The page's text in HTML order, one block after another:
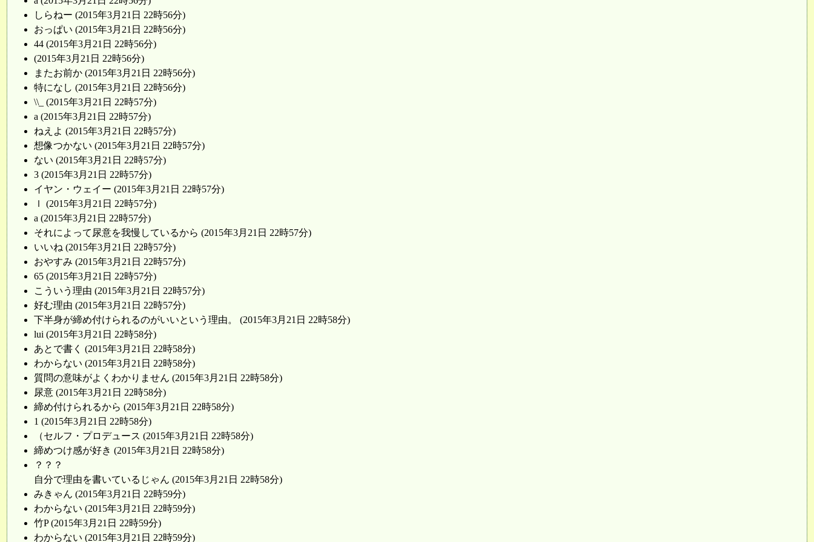
しらねー (2015年3月21日 22時56分)
おっぱい (2015年3月21日 22時56分)
44 (2015年3月21日 22時56分)
(2015年3月21日 22時56分)
またお前か (2015年3月21日 22時56分)
特になし (2015年3月21日 22時56分)
\\_ (2015年3月21日 22時57分)
a (2015年3月21日 22時57分)
ねえよ (2015年3月21日 22時57分)
想像つかない (2015年3月21日 22時57分)
ない (2015年3月21日 22時57分)
3 (2015年3月21日 22時57分)
イヤン・ウェイー (2015年3月21日 22時57分)
ｌ (2015年3月21日 22時57分)
a (2015年3月21日 22時57分)
それによって尿意を我慢しているから (2015年3月21日 22時57分)
いいね (2015年3月21日 22時57分)
おやすみ (2015年3月21日 22時57分)
65 (2015年3月21日 22時57分)
こういう理由 (2015年3月21日 22時57分)
好む理由 (2015年3月21日 22時57分)
下半身が締め付けられるのがいいという理由。 (2015年3月21日 22時58分)
lui (2015年3月21日 22時58分)
あとで書く (2015年3月21日 22時58分)
わからない (2015年3月21日 22時58分)
質問の意味がよくわかりません (2015年3月21日 22時58分)
尿意 (2015年3月21日 22時58分)
締め付けられるから (2015年3月21日 22時58分)
1 (2015年3月21日 22時58分)
（セルフ・プロデュース (2015年3月21日 22時58分)
締めつけ感が好き (2015年3月21日 22時58分)
？？？
自分で理由を書いているじゃん (2015年3月21日 22時58分)
みきゃん (2015年3月21日 22時59分)
わからない (2015年3月21日 22時59分)
竹P (2015年3月21日 22時59分)
わからない (2015年3月21日 22時59分)